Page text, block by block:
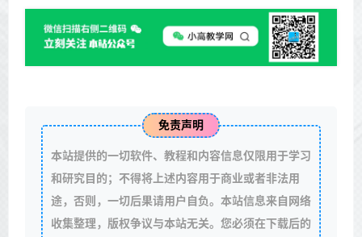
免责声明
本站提供的一切软件、教程和内容信息仅限用于学习
和研究目的；不得将上述内容用于商业或者非法用
途，否则，一切后果请用户自负。本站信息来自网络
收集整理，版权争议与本站无关。您必须在下载后的